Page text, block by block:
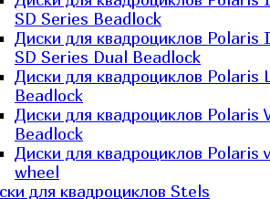
SD Series Beadlock
Диски для квадроциклов Polaris
SD Series Dual Beadlock
Диски для квадроциклов Polaris
Beadlock
Диски для квадроциклов Polaris
Beadlock
Диски для квадроциклов Polaris
wheel
для квадроциклов Stels